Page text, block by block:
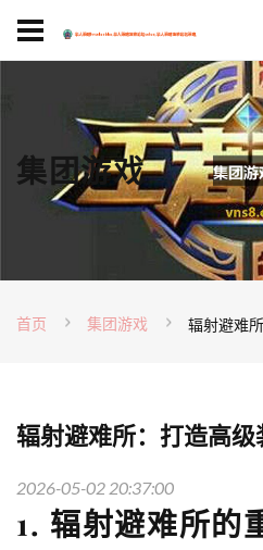
集团游戏
首页 集团游戏 辐射避难
辐射避难所：打造高
2026-05-02 20:37:00
1. 辐射避难所的